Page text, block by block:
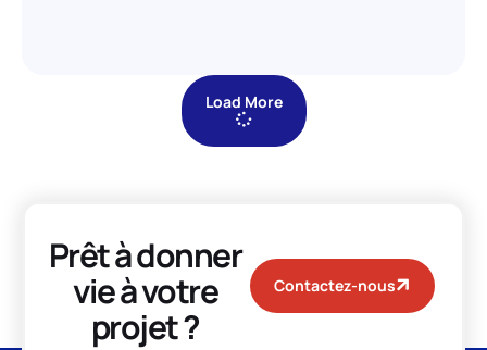
Load More
Prêt à donner
vie à votre
projet ?
Contactez-nous